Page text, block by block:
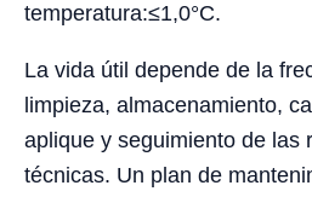
temperatura:≤1,0°C.
La vida útil depende de la
limpieza, almacenamiento,
aplique y seguimiento de las
técnicas. Un plan de